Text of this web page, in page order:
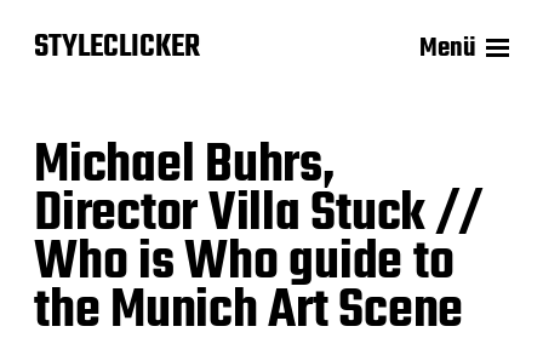
STYLECLICKER Menü
Michael Buhrs,
Director Villa Stuck //
Who is Who guide to
the Munich Art Scene